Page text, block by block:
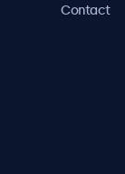
Contact